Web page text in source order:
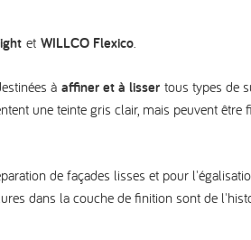
et WILLCO Flexico.
à affiner et à lisser tous types de
une teinte gris clair, mais peuvent
de façades lisses et pour
dans la couche de finition sont de